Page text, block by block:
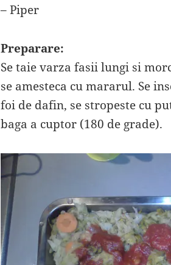
– Piper
Preparare:
Se taie varza fasii lungi si
se amesteca cu mararul. Se
foi de dafin, se stropeste cu
baga a cuptor (180 de grade).